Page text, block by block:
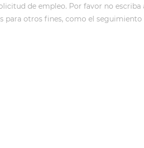
de empleo. Por favor no
para otros fines, como el